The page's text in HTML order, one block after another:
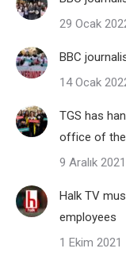
29 Ocak
BBC
14 Ocak
TGS has
office of the
9 Aralık 2021
Halk TV
employees
1 Ekim 2021